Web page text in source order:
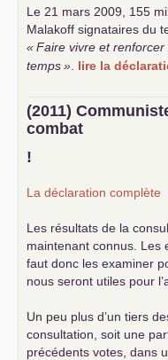
Le 21 mars 2009, 155
Malakoff signataires du
«Faire vivre et renforcer
temps» lire la
(2011)
combat
!
La déclaration complète
Les résultats de la
maintenant connus. Les
faut donc les examiner
nous seront utiles pour
Un peu plus d’un tiers
consultation, soit une
précédents votes, dans